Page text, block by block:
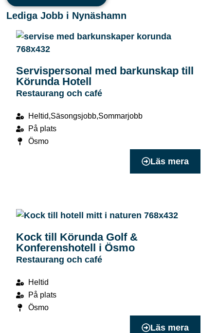
Lediga Jobb i Nynäshamn
Servispersonal med barkunskap till
Körunda Hotell
Restaurang och café
Heltid,Säsongsjobb,Sommarjobb
På plats
Ösmo
Läs mera
Kock till Körunda Golf &
Konferenshotell i Ösmo
Restaurang och café
Heltid
På plats
Ösmo
Läs mera